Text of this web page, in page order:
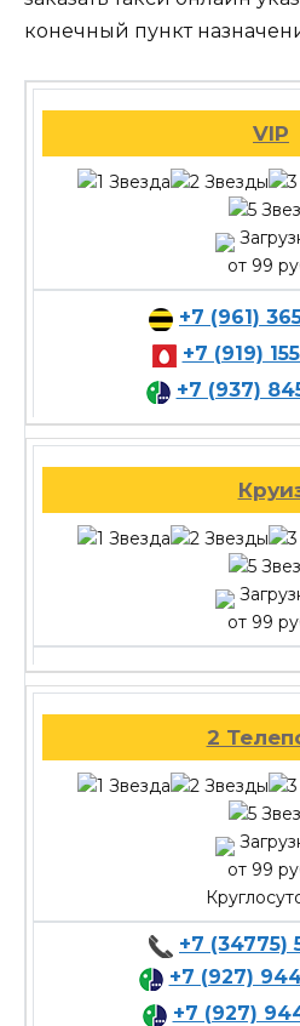
конечный пункт
VIP
от 99
+7 (961)
+7 (919)
+7 (937)
от 99
2
от 99
+7 (34775)
+7 (927)
+7 (927)